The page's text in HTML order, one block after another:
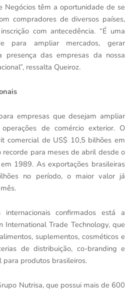
Negócios têm a oportunidade de se
compradores de diversos países,
com antecedência. “É uma
para ampliar mercados, gerar
presença das empresas da nossa
ressalta Queiroz.
empresas que desejam ampliar
de comércio exterior. O
comercial de US$ 10,5 bilhões em
para meses de abril desde o
1989. As exportações brasileiras
no período, o maior valor já
internacionais confirmados está a
International Trade Technology, que
suplementos, cosméticos e
de distribuição, co-branding e
para produtos brasileiros.
Nutrisa, que possui mais de 600